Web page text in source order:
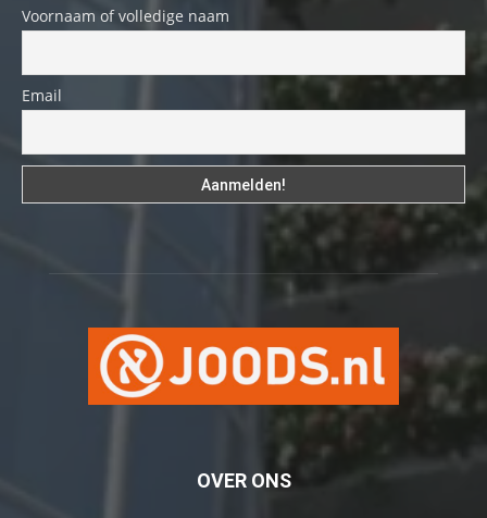
Voornaam of volledige naam
Email
OVER ONS